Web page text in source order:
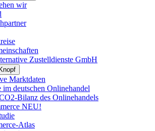
wir
Zustelldienste GmbH
Marktdaten
im deutschen Onlinehandel
Bilanz des Onlinehandels
NEU!
Atlas